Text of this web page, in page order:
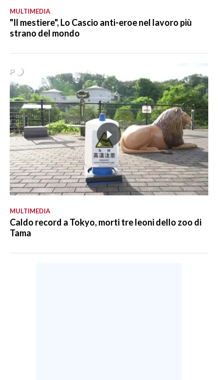
MULTIMEDIA
"Il mestiere", Lo Cascio anti-eroe nel lavoro più
strano del mondo
MULTIMEDIA
Caldo record a Tokyo, morti tre leoni dello zoo di
Tama